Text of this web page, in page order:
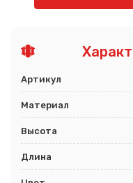
Артикул
Материал
Высота
Длина